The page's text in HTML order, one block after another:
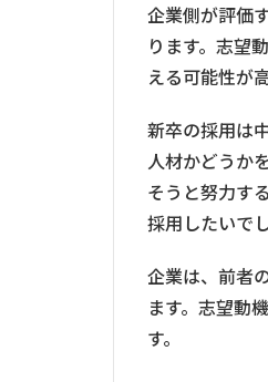
企業側が評価
ります。志望
える可能性が
新卒の採用は
人材かどうか
そうと努力す
採用したいで
企業は、前者
ます。志望動
す。